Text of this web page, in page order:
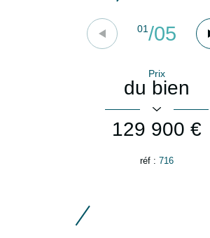
01/05
Prix
du bien
129 900 €
réf : 716